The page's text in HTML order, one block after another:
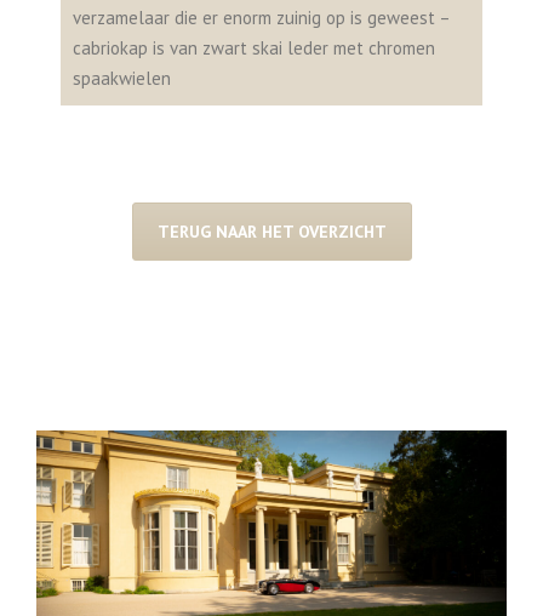
verzamelaar die er enorm zuinig op is geweest –
cabriokap is van zwart skai leder met chromen
spaakwielen
TERUG NAAR HET OVERZICHT